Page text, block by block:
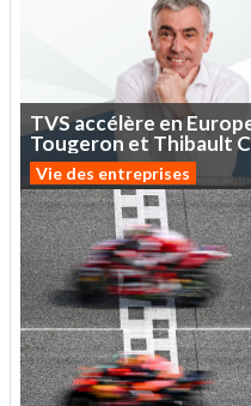
TVSaccélère en
Tougeron et Thibault
Vie des entreprises